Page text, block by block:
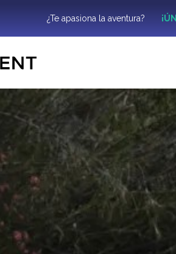
¿Te apasiona la aventura?